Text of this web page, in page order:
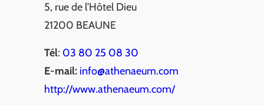
5, rue de l’Hôtel Dieu
21200 BEAUNE
Tél: 03 80 25 08 30
E-mail: info@athenaeum.com
http://www.athenaeum.com/